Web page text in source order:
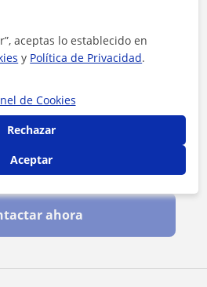
aviso legal
ahora
aceptas lo establecido en
y Política de Privacidad.
de Cookies
Rechazar
Aceptar